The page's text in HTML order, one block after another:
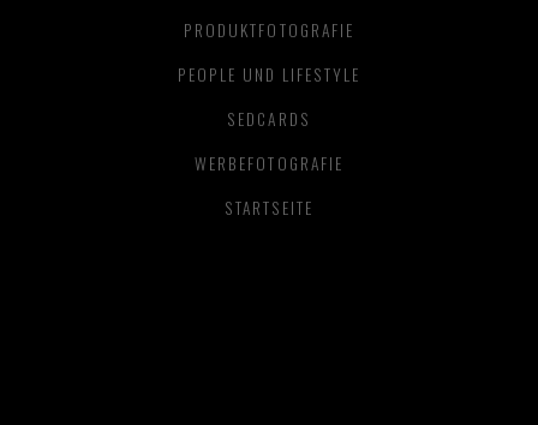
PRODUKTFOTOGRAFIE
PEOPLE UND LIFESTYLE
SEDCARDS
WERBEFOTOGRAFIE
STARTSEITE